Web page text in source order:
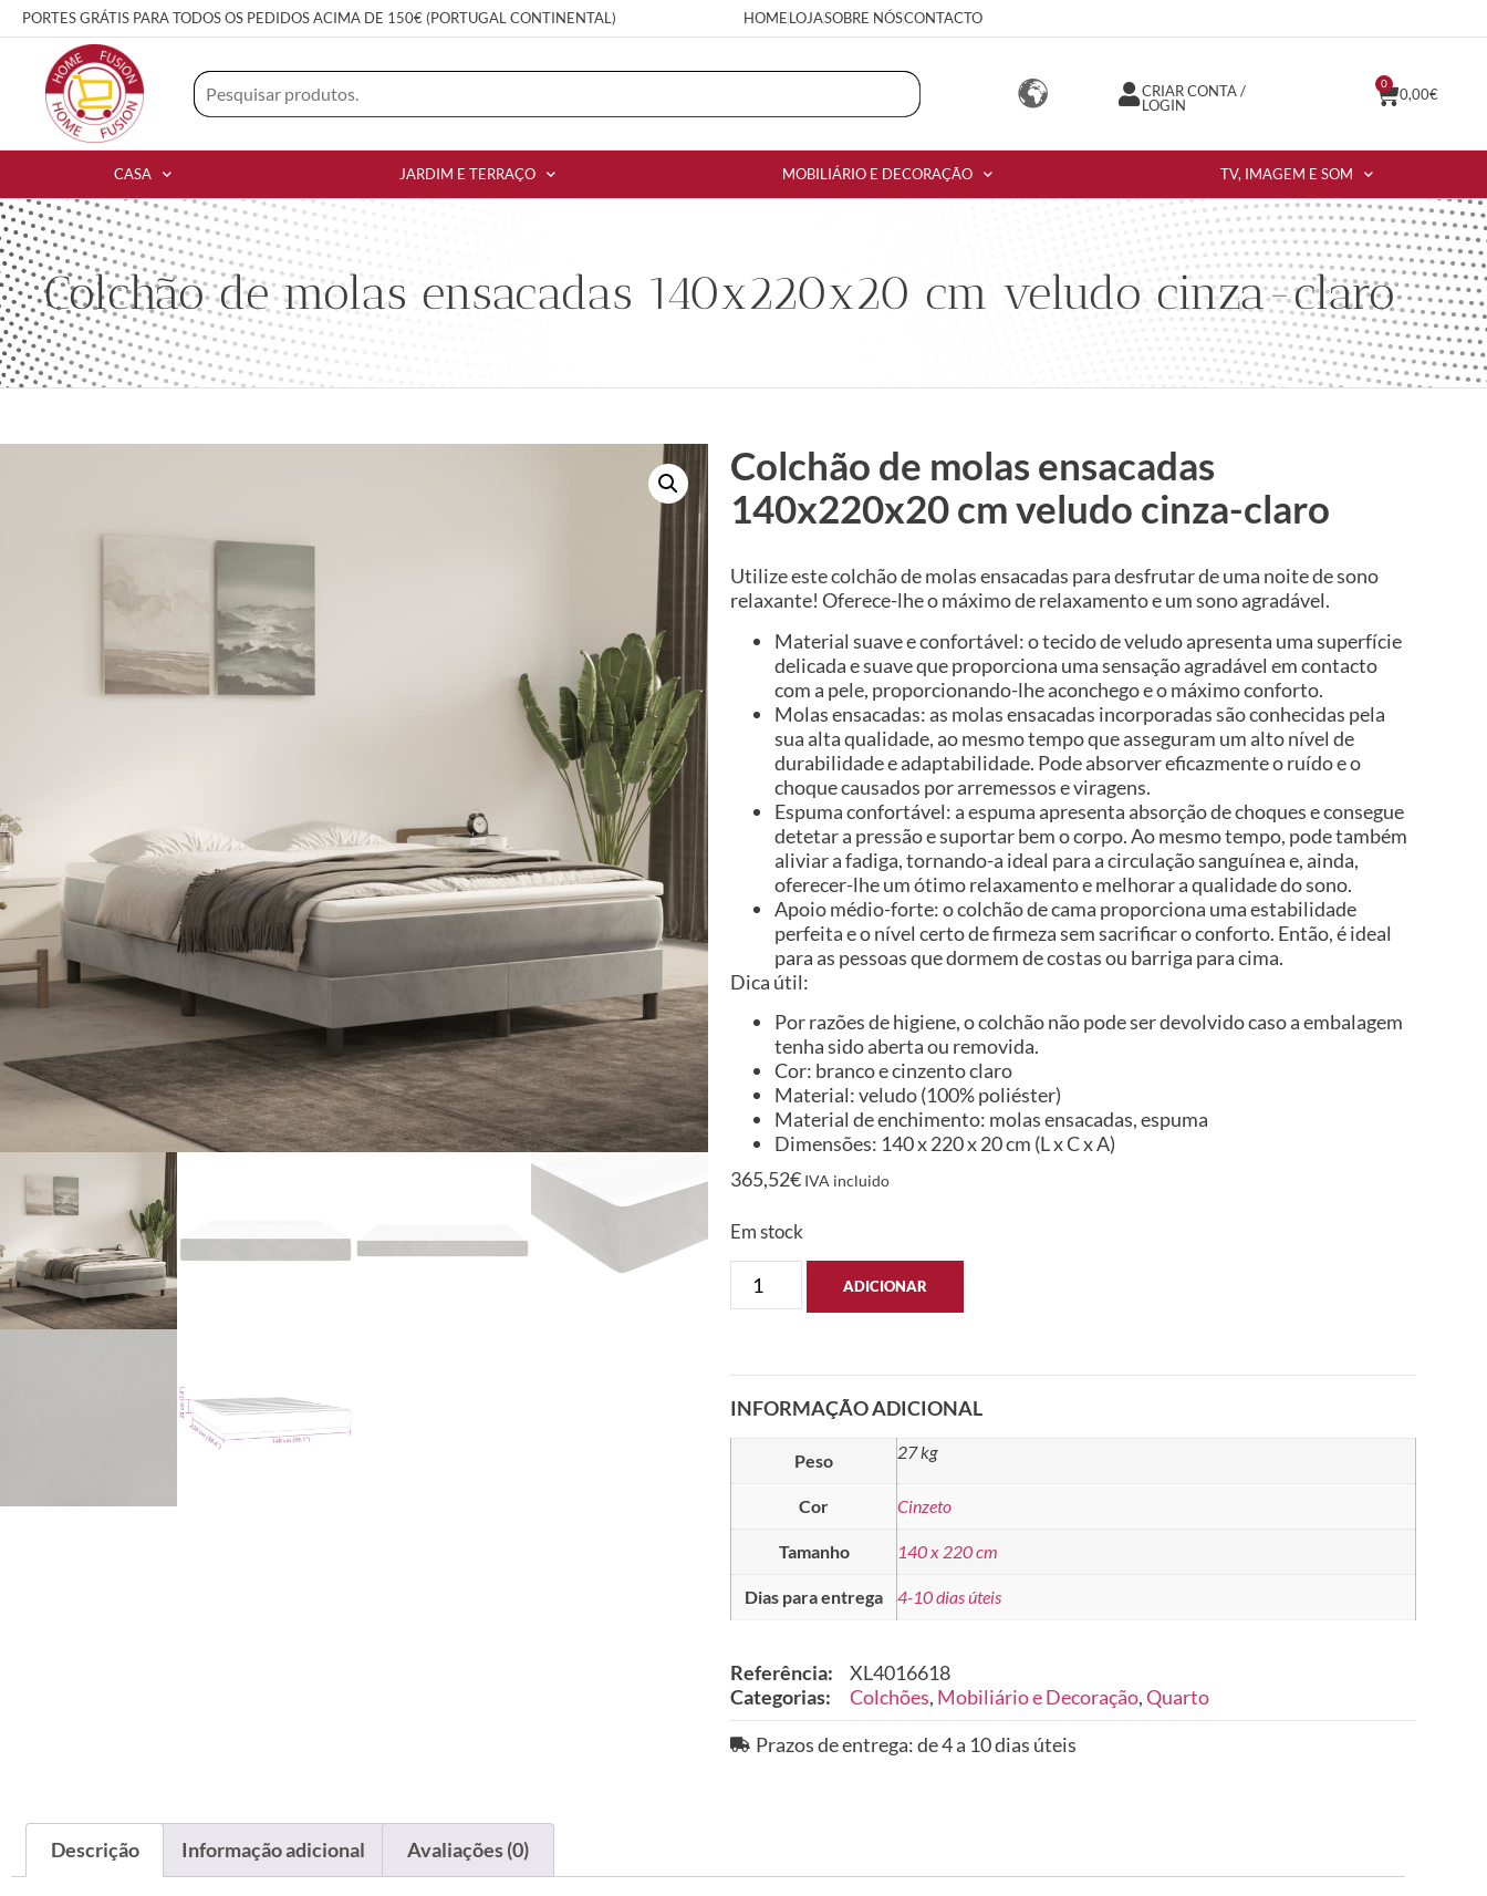
PORTES GRÁTIS PARA TODOS OS PEDIDOS ACIMA DE 150€ (PORTUGAL CONTINENTAL) HOMELOJASOBRE NÓSCONTACTO
CRIAR CONTA /
LOGIN
0,00€
0
CASA JARDIM E TERRAÇO MOBILIÁRIO E DECORAÇÃO TV, IMAGEM E SOM
Colchão de molas ensacadas 140x220x20 cm veludo cinza-claro
Colchão de molas ensacadas
140x220x20 cm veludo cinza-claro
Utilize este colchão de molas ensacadas para desfrutar de uma noite de sono
relaxante! Oferece-lhe o máximo de relaxamento e um sono agradável.
Material suave e confortável: o tecido de veludo apresenta uma superfície
delicada e suave que proporciona uma sensação agradável em contacto
com a pele, proporcionando-lhe aconchego e o máximo conforto.
Molas ensacadas: as molas ensacadas incorporadas são conhecidas pela
sua alta qualidade, ao mesmo tempo que asseguram um alto nível de
durabilidade e adaptabilidade. Pode absorver eficazmente o ruído e o
choque causados por arremessos e viragens.
Espuma confortável: a espuma apresenta absorção de choques e consegue
detetar a pressão e suportar bem o corpo. Ao mesmo tempo, pode também
aliviar a fadiga, tornando-a ideal para a circulação sanguínea e, ainda,
oferecer-lhe um ótimo relaxamento e melhorar a qualidade do sono.
Apoio médio-forte: o colchão de cama proporciona uma estabilidade
perfeita e o nível certo de firmeza sem sacrificar o conforto. Então, é ideal
para as pessoas que dormem de costas ou barriga para cima.
Dica útil:
Por razões de higiene, o colchão não pode ser devolvido caso a embalagem
tenha sido aberta ou removida.
Cor: branco e cinzento claro
Material: veludo (100% poliéster)
Material de enchimento: molas ensacadas, espuma
Dimensões: 140 x 220 x 20 cm (L x C x A)
365,52€ IVA incluido
Em stock
ADICIONAR
INFORMAÇÃO ADICIONAL
Peso 27 kg
Cor Cinzeto
Tamanho 140 x 220 cm
Dias para entrega 4-10 dias úteis
Referência:
XL4016618
Categorias:
Colchões, Mobiliário e Decoração,Quarto
Prazos de entrega: de 4 a 10 dias úteis
Descrição Informação adicional Avaliações (0)